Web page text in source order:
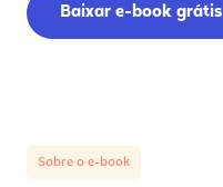
Baixar e-book grátis
Sobre o e-book